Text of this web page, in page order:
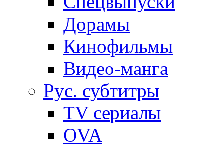
Дорамы
Кинофильмы
Видео-манга
Рус. субтитры
TV сериалы
OVA